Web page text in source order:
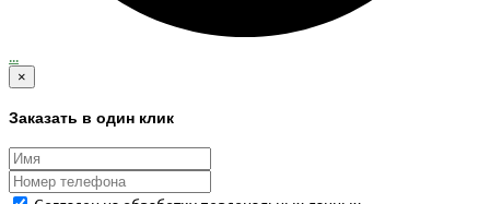
...
×
Заказать в один клик